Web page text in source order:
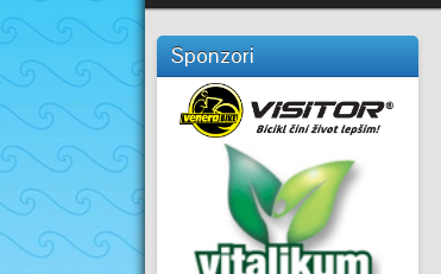
Sponzori